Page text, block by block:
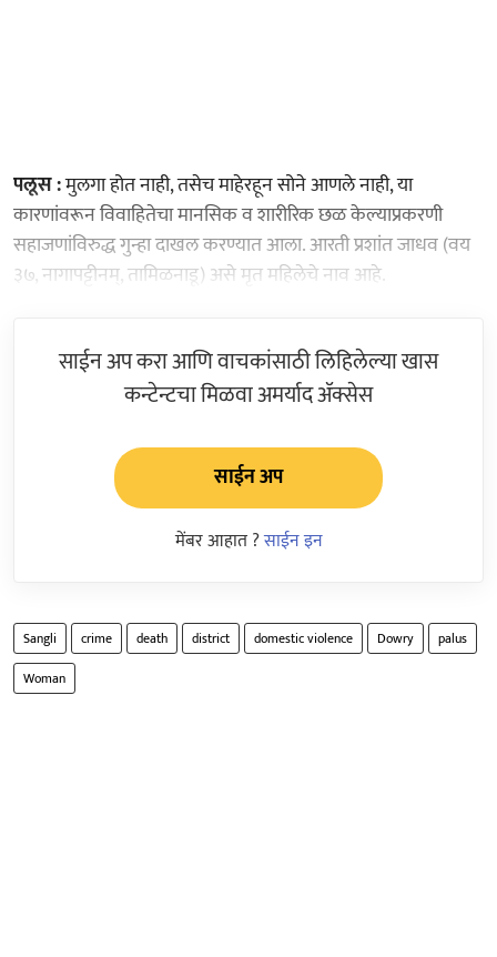
पलूस :मुलगा होत नाही, तसेच माहेरहून सोने आणले नाही, या
कारणांवरून विवाहितेचा मानसिक व शारीरिक छळ केल्याप्रकरणी
सहाजणांविरुद्ध गुन्हा दाखल करण्यात आला. आरती प्रशांत जाधव (वय
३७, नागापट्टीनम्, तामिळनाडू) असे मृत महिलेचे नाव आहे.
साईन अप करा आणि वाचकांसाठी लिहिलेल्या खास
कन्टेन्टचा मिळवा अमर्याद ॲक्सेस
साईन अप
मेंबर आहात ?साईन इन
Sangli crime death district domestic violence Dowry
palus
Woman